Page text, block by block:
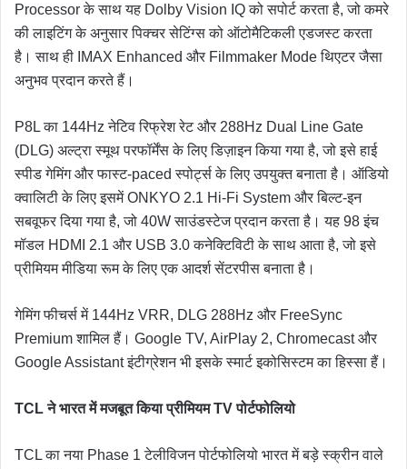
Processor के साथ यह Dolby Vision IQ को सपोर्ट करता है, जो कमरे
की लाइटिंग के अनुसार पिक्चर सेटिंग्स को ऑटोमैटिकली एडजस्ट करता
है। साथ ही IMAX Enhanced और Filmmaker Mode थिएटर जैसा
अनुभव प्रदान करते हैं।
P8L का 144Hz नेटिव रिफ्रेश रेट और 288Hz Dual Line Gate
(DLG) अल्ट्रा स्मूथ परफॉर्मेंस के लिए डिज़ाइन किया गया है, जो इसे हाई
स्पीड गेमिंग और फास्ट-paced स्पोर्ट्स के लिए उपयुक्त बनाता है। ऑडियो
क्वालिटी के लिए इसमें ONKYO 2.1 Hi-Fi System और बिल्ट-इन
सबवूफर दिया गया है, जो 40W साउंडस्टेज प्रदान करता है। यह 98 इंच
मॉडल HDMI 2.1 और USB 3.0 कनेक्टिविटी के साथ आता है, जो इसे
प्रीमियम मीडिया रूम के लिए एक आदर्श सेंटरपीस बनाता है।
गेमिंग फीचर्स में 144Hz VRR, DLG 288Hz और FreeSync
Premium शामिल हैं। Google TV, AirPlay 2, Chromecast और
Google Assistant इंटीग्रेशन भी इसके स्मार्ट इकोसिस्टम का हिस्सा हैं।
TCLनेभारतमेंमजबूतकियाप्रीमियम TVपोर्टफोलियो
TCL का नया Phase 1 टेलीविजन पोर्टफोलियो भारत में बड़े स्क्रीन वाले